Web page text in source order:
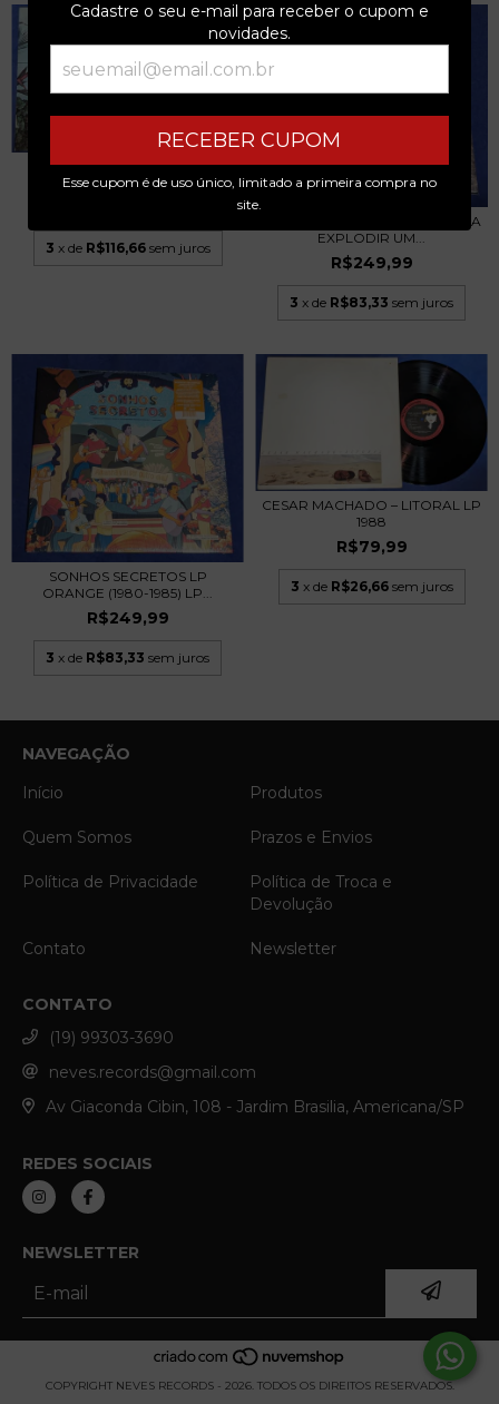
Cadastre o seu e-mail para receber o cupom e
novidades.
RECEBER CUPOM
Esse cupom é de uso único, limitado a primeira compra no
site.
TONY TORNADO - SE JESUS
FOSSE UM HOMEM D...
3 x de R$116,66 sem juros
LUIZINHO LOPES - COMO SERIA
EXPLODIR UM...
R$249,99
3 x de R$83,33 sem juros
SONHOS SECRETOS LP
ORANGE (1980-1985) LP...
R$249,99
3 x de R$83,33 sem juros
CESAR MACHADO – LITORAL LP
1988
R$79,99
3 x de R$26,66 sem juros
NAVEGAÇÃO
Início
Produtos
Quem Somos Prazos e Envios
Política de Privacidade
Política de Troca e
Devolução
Contato Newsletter
CONTATO
(19) 99303-3690
neves.records@gmail.com
Av Giaconda Cibin, 108 - Jardim Brasilia, Americana/SP
REDES SOCIAIS
NEWSLETTER
COPYRIGHT NEVES RECORDS - 2026. TODOS OS DIREITOS RESERVADOS.